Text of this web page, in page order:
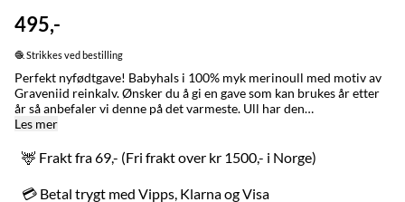
495,-
🧶 Strikkes ved bestilling
Perfekt nyfødtgave! Babyhals i 100% myk merinoull med motiv av
Graveniid reinkalv. Ønsker du å gi en gave som kan brukes år etter
år så anbefaler vi denne på det varmeste. Ull har den
unike egenskapen at den vokser med barnet når plagget brukes.
IN / LAGET I: Karasjok og Alta med stor omtenksomhet for
naturen, folk og dyr. VASK: Ull er et naturmateriale og renser seg
selv, håndvask ved behov. Kan vaskes i maskinen på ullprogram,
Les mer
🦌 Frakt fra 69,- (Fri frakt over kr 1500,- i Norge)
💳 Betal trygt med Vipps, Klarna og Visa